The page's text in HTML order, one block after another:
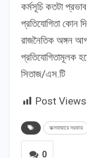
কর্মসূচি কতটা
প্রতিযোগিতা কোন
রাজনৈতিক অঙ্গন
প্রতিযোগিতামূলক
সিতাজ/এস.টি
Post
কক্সবাজারে সরকার
0